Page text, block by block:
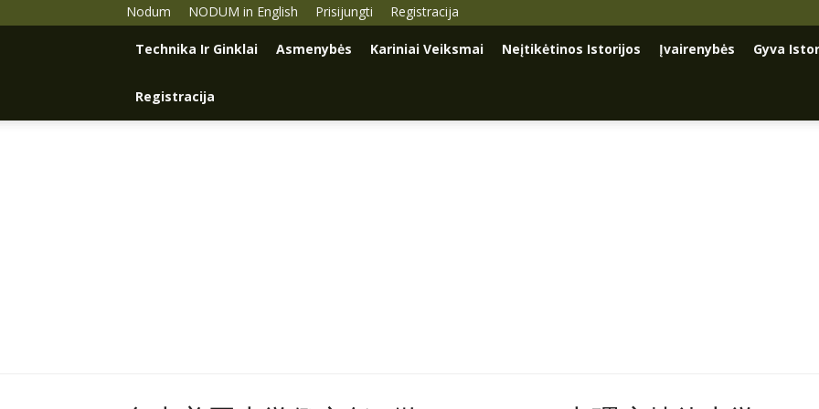
Nodum NODUM in English Prisijungti Registracija
Technika Ir Ginklai Asmenybės Kariniai Veiksmai Neįtikėtinos Istorijos Įvairenybės Gyva
Registracija